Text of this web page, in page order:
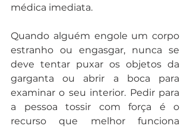
médica imediata.
Quando alguém engole um corpo
estranho ou engasgar, nunca se
deve tentar puxar os objetos da
garganta ou abrir a boca para
examinar o seu interior. Pedir para
a pessoa tossir com força é o
recurso que melhor funciona